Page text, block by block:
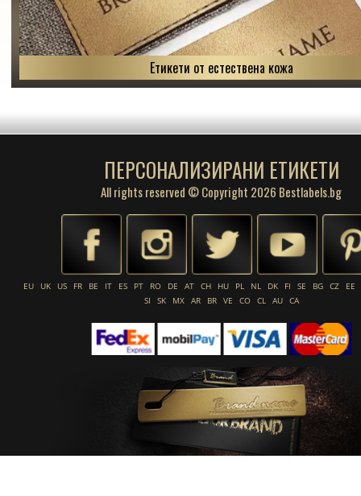
Етикети от естествена кожа
ПЕРСОНАЛИЗИРАНИ ЕТИКЕТИ
All rights reserved © Copyright 2026 Bestlabels.bg
EU UK US FR BE IT ES PT RO DE AT CH HU PL NL DK FI SE BG CZ
EE
SI
SK MX AR BR VE CO CL AU CA